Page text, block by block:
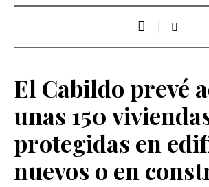
El Cabildo prevé
unas 150
protegidas en
nuevos o en